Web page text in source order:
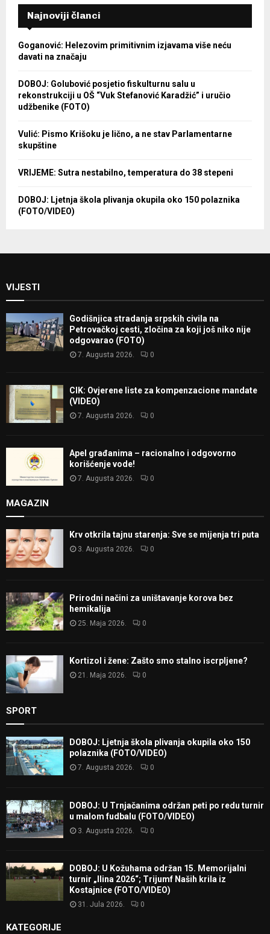
Najnoviji članci
Goganović: Helezovim primitivnim izjavama više neću
davati na značaju
DOBOJ: Golubović posjetio fiskulturnu salu u
rekonstrukciji u OŠ “Vuk Stefanović Karadžić” i uručio
udžbenike (FOTO)
Vulić: Pismo Krišoku je lično, a ne stav Parlamentarne
skupštine
VRIJEME: Sutra nestabilno, temperatura do 38 stepeni
DOBOJ: Ljetnja škola plivanja okupila oko 150 polaznika
(FOTO/VIDEO)
VIJESTI
Godišnjica stradanja srpskih civila na
Petrovačkoj cesti, zločina za koji još niko nije
odgovarao (FOTO)
7. Augusta 2026. 0
CIK: Ovjerene liste za kompenzacione mandate
(VIDEO)
7. Augusta 2026. 0
Apel građanima – racionalno i odgovorno
korišćenje vode!
7. Augusta 2026. 0
MAGAZIN
Krv otkrila tajnu starenja: Sve se mijenja tri puta
3. Augusta 2026. 0
Prirodni načini za uništavanje korova bez
hemikalija
25. Maja 2026. 0
Kortizol i žene: Zašto smo stalno iscrpljene?
21. Maja 2026. 0
SPORT
DOBOJ: Ljetnja škola plivanja okupila oko 150
polaznika (FOTO/VIDEO)
7. Augusta 2026. 0
DOBOJ: U Trnjačanima održan peti po redu turnir
u malom fudbalu (FOTO/VIDEO)
3. Augusta 2026. 0
DOBOJ: U Kožuhama održan 15. Memorijalni
turnir „Ilina 2026“; Trijumf Naših krila iz
Kostajnice (FOTO/VIDEO)
31. Jula 2026. 0
KATEGORIJE